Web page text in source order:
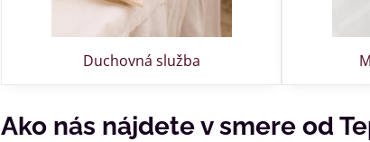
Duchovná služba
Ako nás nájdete v smere od